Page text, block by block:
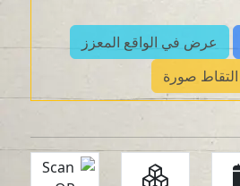
عرض في الواقع المعزز
التقاط صورة